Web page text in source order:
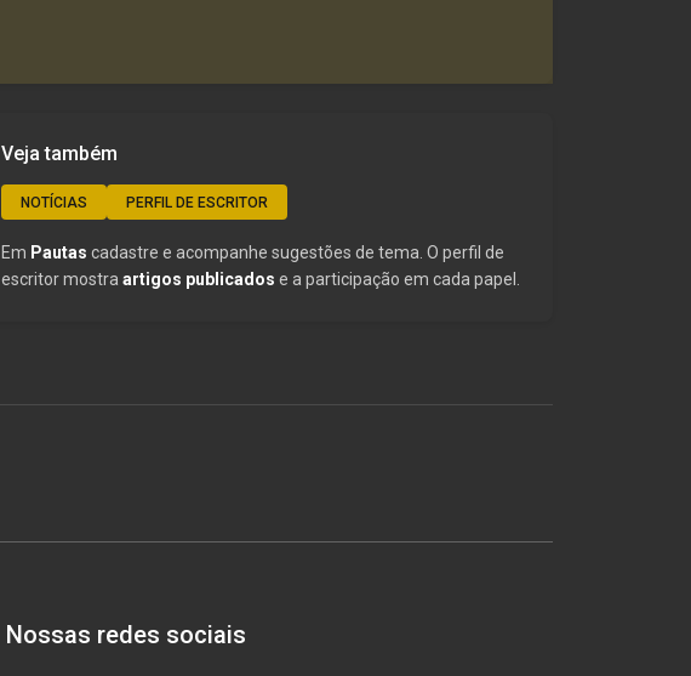
Veja também
NOTÍCIAS PERFIL DE ESCRITOR
Em Pautas cadastre e acompanhe sugestões de tema. O perfil de
escritor mostra artigos publicados e a participação em cada papel.
Nossas redes sociais